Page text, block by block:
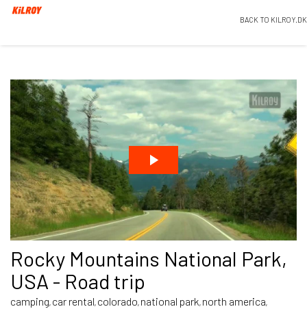
BACK TO KILROY.DK
Rocky Mountains National Park,
USA - Road trip
camping, car rental, colorado, national park, north america,